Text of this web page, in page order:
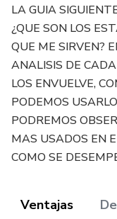
LA GUIA
¿QUE SON LOS
QUE ME SIRVEN?
ANALISIS DE
LOS ENVUELVE,
PODEMOS
PODREMOS
MAS USADOS EN
COMO SE
Ventajas